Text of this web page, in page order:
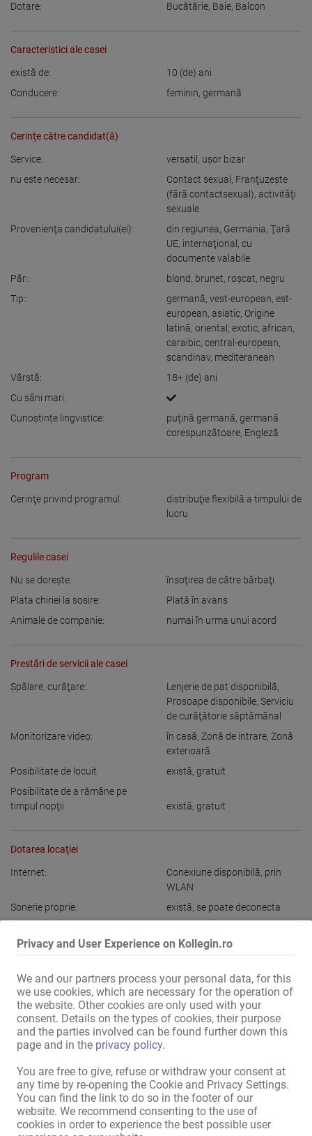
Privacy and User Experience on Kollegin.ro
We and our partners process your personal data, for this
we use cookies, which are necessary for the operation of
the website. Other cookies are only used with your
consent. Details on the types of cookies, their purpose
and the parties involved can be found further down this
page and in the privacy policy.
You are free to give, refuse or withdraw your consent at
any time by re-opening the Cookie and Privacy Settings.
You can find the link to do so in the footer of our
website. We recommend consenting to the use of
cookies in order to experience the best possible user
Dotare:
Bucătărie, Baie, Balcon
Caracteristici ale casei
există de: 10 (de) ani
Conducere:
feminin, germană
Cerinţe către candidat(ă)
Service: versatil , uşor bizar
nu este necesar:
Contact sexual , Franţuzeşte
(fără contactsexual), activităţi
sexuale
Provenienţa candidatului(ei):
din regiunea, Germania, Ţară
UE, internaţional, cu
documente valabile
Păr::
blond, brunet, roşcat, negru
Tip::
germană, vest-european, est-
european, asiatic, Origine
latină, oriental , exotic, african,
caraibic, central-european,
scandinav, mediteranean
Vârstă:
18+ (de) ani
Cu sâni mari:
Cunoștințe lingvistice:
puţină germană, germană
corespunzătoare, Engleză
Program
Cerinţe privind programul:
distribuţie flexibilă a timpului de
lucru
Regulile casei
Nu se doreşte:
însoţirea de către bărbaţi
Plata chiriei la sosire:
Plată în avans
Animale de companie:
numai în urma unui acord
Prestări de servicii ale casei
Spălare, curăţare: Lenjerie de pat disponibilă,
Prosoape disponibile, Serviciu
de curăţătorie săptămânal
Monitorizare video:
în casă, Zonă de intrare, Zonă
exterioară
Posibilitate de locuit:
există, gratuit
Posibilitate de a rămâne pe
timpul nopţii:
există, gratuit
Dotarea locaţiei
Internet: Conexiune disponibilă, prin
WLAN
Sonerie proprie:
există, se poate deconecta
în cameră:
TV prin satelit,TV prin cablu
Chiuvetă,Duş şi WC Frigider,
Seif în cameră
în casă:
Maşină de spălat
Bucătărie:
Bucătărie instalată,utilizare
Baie:
Duş ,Cadă,utilizare comună
Prezentare externă / acces:
casă discretă,intrare discretă
Intrare foarte vizibilă